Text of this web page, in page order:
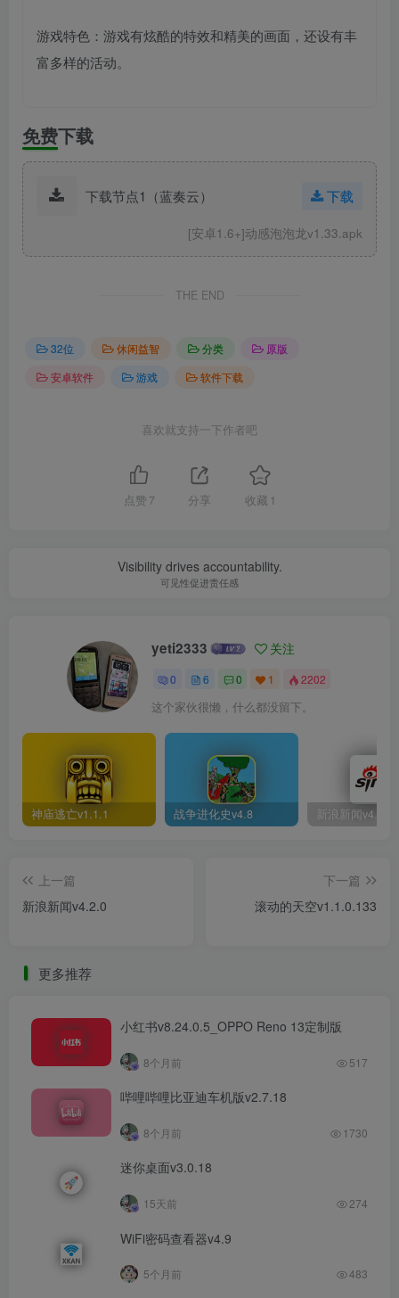
游戏特色：游戏有炫酷的特效和精美的画面，还设有丰
富多样的活动。
免费下载
下载节点1（蓝奏云） 下载
[安卓1.6+]动感泡泡龙v1.33.apk
THE END
32位 休闲益智 分类
原版
安卓软件
游戏 软件下载
喜欢就支持一下作者吧
点赞 7 分享 收藏 1
Visibility drives accountability.
可见性促进责任感
yeti2333 关注
0 6 0 1 2202
这个家伙很懒，什么都没留下。
神庙逃亡v1.1.1 战争进化史v4.8 新浪新闻v4.2.0
上一篇
新浪新闻v4.2.0
下一篇
滚动的天空v1.1.0.133
更多推荐
小红书v8.24.0.5_OPPO Reno 13定制版
8个月前 517
哔哩哔哩比亚迪车机版v2.7.18
8个月前 1730
迷你桌面v3.0.18
15天前 274
WiFi密码查看器v4.9
5个月前 483